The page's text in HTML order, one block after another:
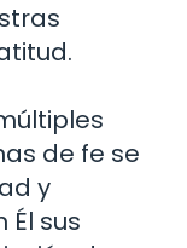
de fe se
y
sus